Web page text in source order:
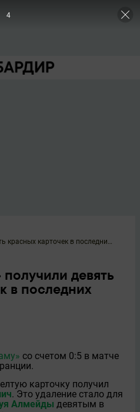
Игроки «Бастии» получили девять красных карточек в последних десяти матчах
девять
в последних
со счетом 0:5 в матче
карточку получил
. Это удаление стало для
Алмейды девятым в
3